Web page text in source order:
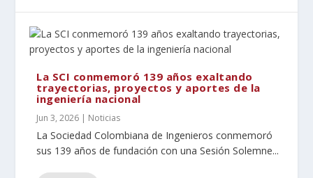
La SCI conmemoró 139 años exaltando
trayectorias, proyectos y aportes de la
ingeniería nacional
Jun 3, 2026 | Noticias
La Sociedad Colombiana de Ingenieros conmemoró
sus 139 años de fundación con una Sesión Solemne...